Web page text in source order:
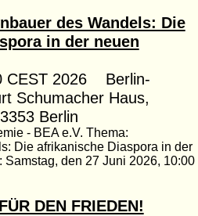
des Wandels: Die
in der neuen
CEST 2026 Berlin-
Schumacher Haus,
Berlin
- BEA e.V. Thema:
Die afrikanische Diaspora in der
Samstag, den 27 Juni 2026, 10:00
DEN FRIEDEN!